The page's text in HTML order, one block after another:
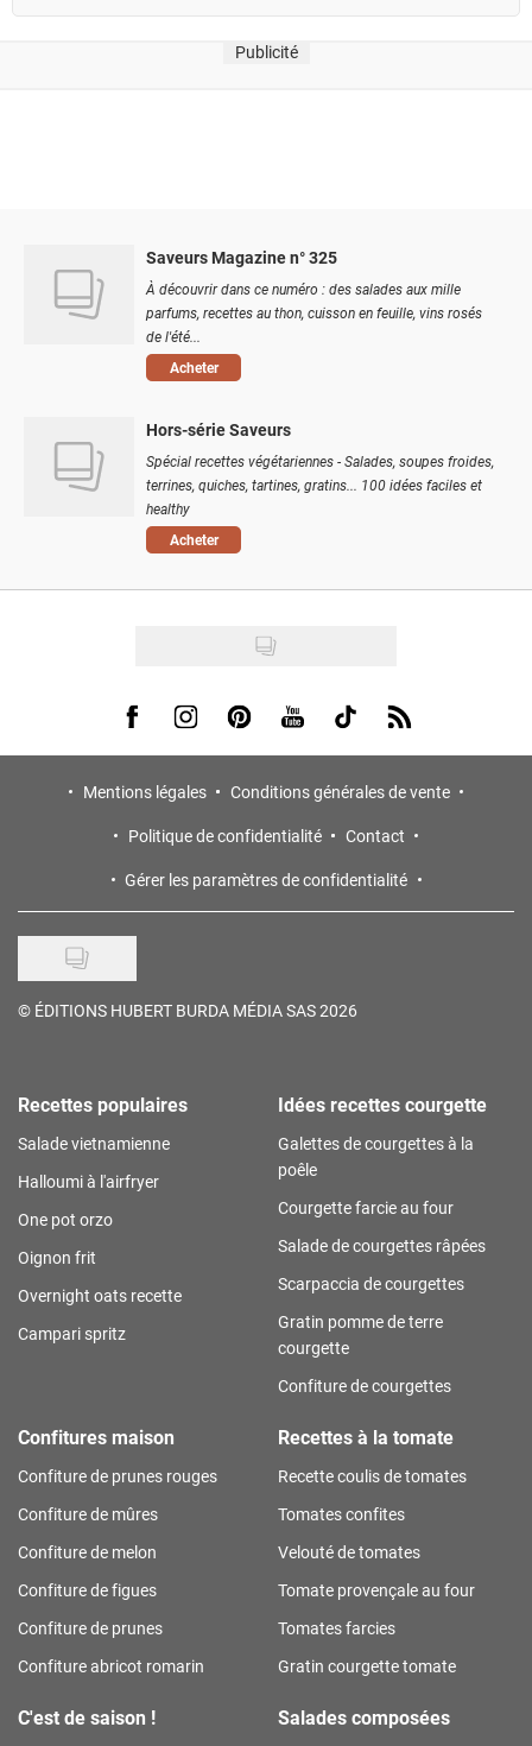
Publicité
Saveurs Magazine n° 325
À découvrir dans ce numéro : des salades aux mille
parfums, recettes au thon, cuisson en feuille, vins rosés
de l'été...
Acheter
Hors-série Saveurs
Spécial recettes végétariennes - Salades, soupes froides,
terrines, quiches, tartines, gratins... 100 idées faciles et
healthy
Acheter
Visit us on Facebook
Visit us on Instagram
Visit us on Pinterest
Visit us on Youtube
Visit us on Tiktok
Visit us on Rss
Mentions légales
Conditions générales de vente
Politique de confidentialité
Contact
Gérer les paramètres de confidentialité
© ÉDITIONS HUBERT BURDA MÉDIA SAS 2026
Recettes populaires
Salade vietnamienne
Halloumi à l'airfryer
One pot orzo
Oignon frit
Overnight oats recette
Campari spritz
Idées recettes courgette
Galettes de courgettes à la
poêle
Courgette farcie au four
Salade de courgettes râpées
Scarpaccia de courgettes
Gratin pomme de terre
courgette
Confiture de courgettes
Confitures maison
Confiture de prunes rouges
Confiture de mûres
Confiture de melon
Confiture de figues
Confiture de prunes
Confiture abricot romarin
Recettes à la tomate
Recette coulis de tomates
Tomates confites
Velouté de tomates
Tomate provençale au four
Tomates farcies
Gratin courgette tomate
C'est de saison ! Salades composées